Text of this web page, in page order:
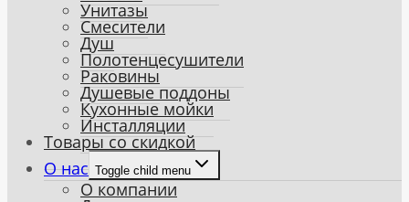
Унитазы
Смесители
Душ
Полотенцесушители
Раковины
Душевые поддоны
Кухонные мойки
Инсталляции
Товары со скидкой
О нас Toggle child menu
О компании